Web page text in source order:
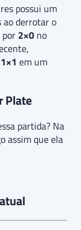
possui um
ao derrotar o
por 2×0 no
1×1 em um
Plate
partida? Na
assim que ela